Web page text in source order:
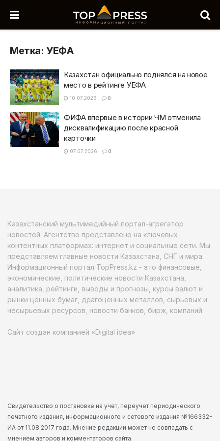
Метка: УЕФА
Казахстан официально поднялся на новое
место в рейтинге УЕФА
10.07.2026 0
ФИФА впервые в истории ЧМ отменила
дисквалификацию после красной
карточки
07.07.2026 0
Казахстанский мультимедийный портал-агрегатор
новостей. Агентство представлено на ключевых
контентных платформах: интернет и социальные сети. Мы
представляем главные новости Казахстана, СНГ и мира.
Информационный портал TopPress.kz - это финансовые,
экономические, политические новости Казахстана,
аналитика, рейтинги, выводы и прогнозы, курсы валют и
рынки ценных бумаг, драгоценных металлов, сырьевых и
несырьевых ресурсов, новости банков, бирж, компаний.
Сайт создан компанией «Digital idea»
Свидетельство о постановке на учет, переучет периодического
печатного издания, информационного и сетевого издания №166332-
ИА от 11.08.2017 года. Мнение редакции может не совпадать с
мнением авторов и комментаторов сайта.